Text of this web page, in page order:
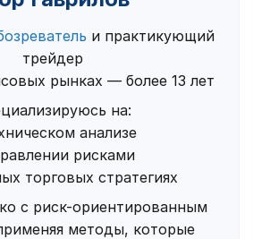
и практикующий
трейдер
рынках — более 13 лет
на:
анализе
рисками
торговых стратегиях
с риск-ориентированным
методы, которые